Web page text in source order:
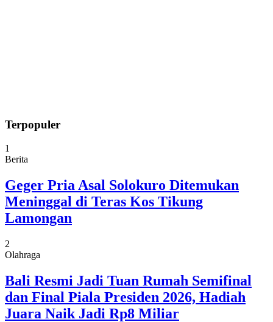
Terpopuler
1
Berita
Geger Pria Asal Solokuro Ditemukan
Meninggal di Teras Kos Tikung
Lamongan
2
Olahraga
Bali Resmi Jadi Tuan Rumah Semifinal
dan Final Piala Presiden 2026, Hadiah
Juara Naik Jadi Rp8 Miliar